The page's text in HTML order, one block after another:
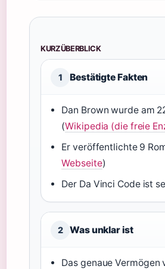
KURZÜBERBLICK
1 Bestätigte Fakten
Dan Brown wurde am
(Wikipedia (die freie
Er veröffentlichte 9
Webseite)
Der Da Vinci Code ist
2 Was unklar ist
Das genaue